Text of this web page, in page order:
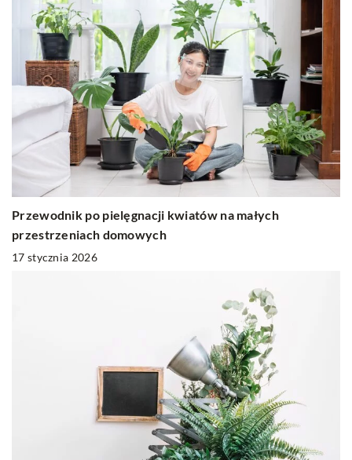
Przewodnik po pielęgnacji kwiatów na małych
przestrzeniach domowych
17 stycznia 2026